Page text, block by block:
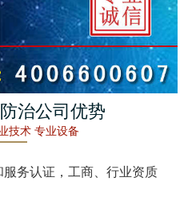
治公司优势
技术 专业设备
务认证，工商、行业资质